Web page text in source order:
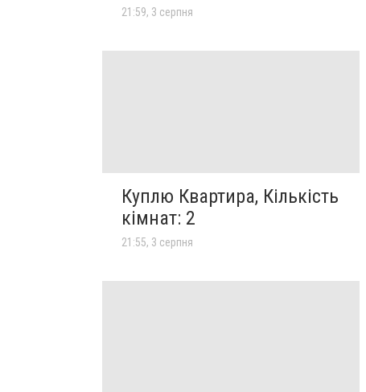
21:59, 3 серпня
Куплю Квартира, Кількість
кімнат: 2
21:55, 3 серпня